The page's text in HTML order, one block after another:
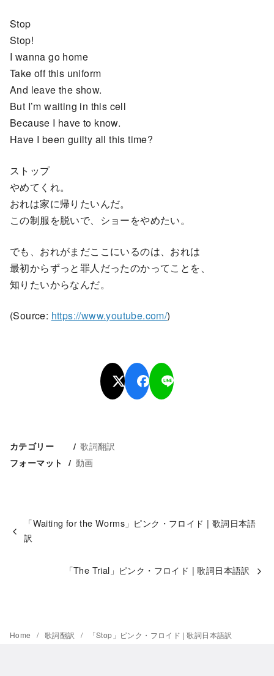
Stop
Stop!
I wanna go home
Take off this uniform
And leave the show.
But I’m waiting in this cell
Because I have to know.
Have I been guilty all this time?
ストップ
やめてくれ。
おれは家に帰りたいんだ。
この制服を脱いで、ショーをやめたい。
でも、おれがまだここにいるのは、おれは
最初からずっと罪人だったのかってことを、
知りたいからなんだ。
(Source: https://www.youtube.com/)
カテゴリー 歌詞翻訳
フォーマット 動画
「Waiting for the Worms」ピンク・フロイド | 歌詞日本語
訳
「The Trial」ピンク・フロイド | 歌詞日本語訳
Home 歌詞翻訳 「Stop」ピンク・フロイド | 歌詞日本語訳